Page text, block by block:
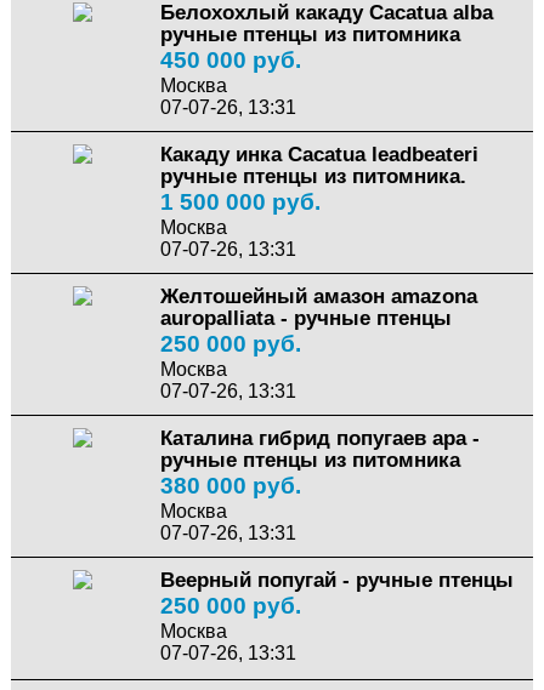
Белохохлый какаду Сacatua alba
ручные птенцы из питомника
450 000 руб.
Москва
07-07-26, 13:31
Какаду инка Cacatua leadbeateri
ручные птенцы из питомника.
1 500 000 руб.
Москва
07-07-26, 13:31
Желтошейный амазон amazona
auropalliata - ручные птенцы
250 000 руб.
Москва
07-07-26, 13:31
Каталина гибрид попугаев ара -
ручные птенцы из питомника
380 000 руб.
Москва
07-07-26, 13:31
Веерный попугай - ручные птенцы
250 000 руб.
Москва
07-07-26, 13:31